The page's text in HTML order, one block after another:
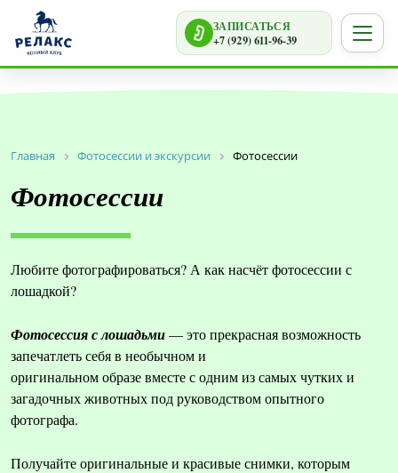
ЗАПИСАТЬСЯ
+7 (929) 611-96-39
Главная Фотосессии и экскурсии Фотосессии
Фотосессии
Любите фотографироваться? А как насчёт фотосессии с
лошадкой?
Фотосессия с лошадьми— это прекрасная возможность
запечатлеть себя в необычном и
оригинальном образе вместе с одним из самых чутких и
загадочных животных под руководством опытного
фотографа.
Получайте оригинальные и красивые снимки, которым